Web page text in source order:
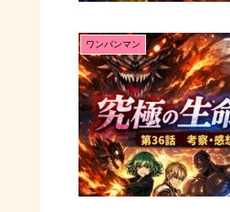
ワンパンマン